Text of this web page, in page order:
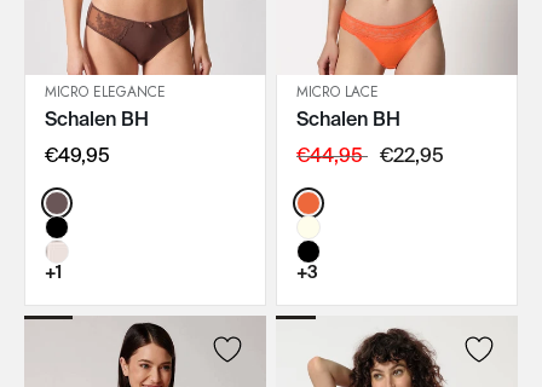
IN DEN WARENKORB
MICRO ELEGANCE
Schalen BH
€49,95
Color:
+1
IN DEN WARENKORB
MICRO LACE
Schalen BH
€44,95 €22,95
Color:
+3